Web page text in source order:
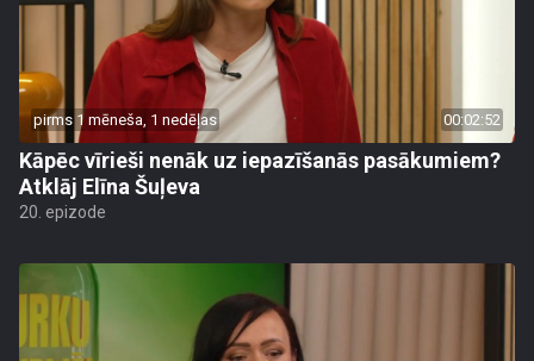
pirms 1 mēneša, 1 nedēļas 00:02:52
Kāpēc vīrieši nenāk uz iepazīšanās pasākumiem?
Atklāj Elīna Šuļeva
20. epizode